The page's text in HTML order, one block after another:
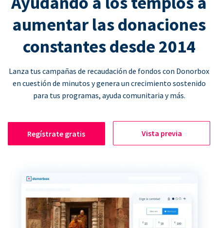
aumentar las donaciones
constantes desde 2014
Lanza tus campañas de recaudación de fondos con Donorbox
en cuestión de minutos y genera un crecimiento sostenido
para tus programas, ayuda comunitaria y más.
Regístrate gratis Vista previa